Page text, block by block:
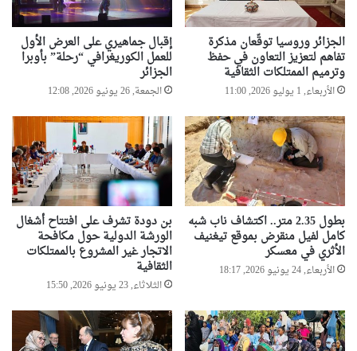
الجزائر وروسيا توقّعان مذكرة
تفاهم لتعزيز التعاون في حفظ
وترميم الممتلكات الثقافية
الأربعاء, 1 يوليو 2026, 11:00
إقبال جماهيري على العرض الأول
للعمل الكوريغرافي “رحلة” بأوبرا
الجزائر
الجمعة, 26 يونيو 2026, 12:08
بطول 2.35 متر.. اكتشاف ناب شبه
كامل لفيل منقرض بموقع تيغنيف
الأثري في معسكر
الأربعاء, 24 يونيو 2026, 18:17
بن دودة تشرف على افتتاح أشغال
الورشة الدولية حول مكافحة
الاتجار غير المشروع بالممتلكات
الثقافية
الثلاثاء, 23 يونيو 2026, 15:50